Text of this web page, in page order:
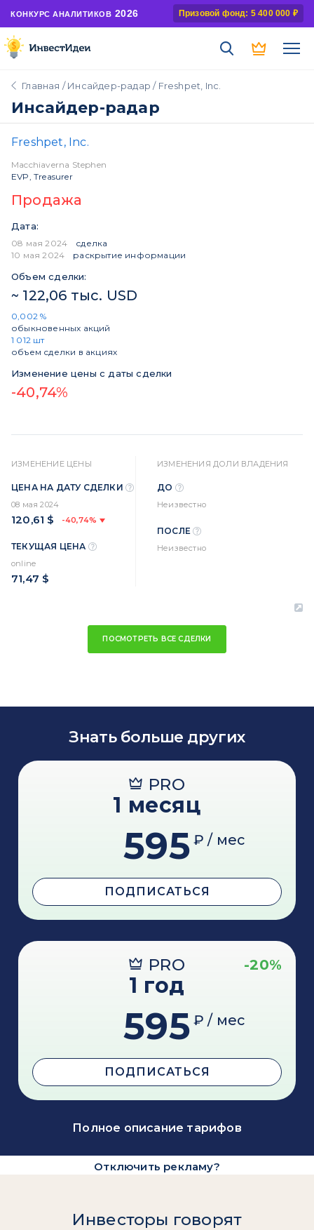
КОНКУРС АНАЛИТИКОВ 2026 Призовой фонд: 5 400 000 ₽
Главная /Инсайдер-радар / Freshpet, Inc.
Инсайдер-радар
Freshpet, Inc.
Macchiaverna Stephen
EVP, Treasurer
Продажа
Дата:
08 мая 2024
сделка
10 мая 2024
раскрытие информации
Объем сделки:
~ 122,06 тыс. USD
0,002 %
обыкновенных акций
1 012 шт
объем сделки в акциях
Изменение цены с даты сделки
-40,74%
ИЗМЕНЕНИЕ ЦЕНЫ
ЦЕНА НА ДАТУ СДЕЛКИ
08 мая 2024
120,61 $ -40,74%
ТЕКУЩАЯ ЦЕНА
online
71,47 $
ИЗМЕНЕНИЯ ДОЛИ ВЛАДЕНИЯ
ДО
Неизвестно
ПОСЛЕ
Неизвестно
ПОСМОТРЕТЬ ВСЕ СДЕЛКИ
Знать больше других
PRO
1 месяц
595 ₽ / мес
ПОДПИСАТЬСЯ
PRO -20%
1 год
595 ₽ / мес
ПОДПИСАТЬСЯ
Полное описание тарифов
Отключить рекламу?
Инвесторы говорят